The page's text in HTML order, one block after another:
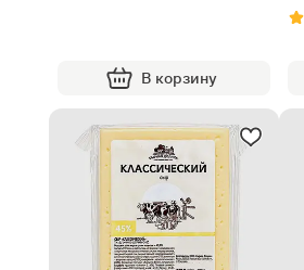
В корзину